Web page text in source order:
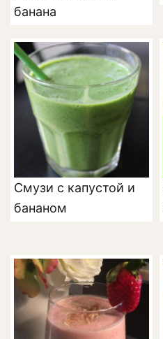
банана
Смузи с капустой и
бананом